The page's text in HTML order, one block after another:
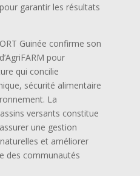
garantir les résultats
Guinée confirme son
pour
qui concilie
sécurité alimentaire
La
versants constitue
une gestion
et améliorer
des communautés